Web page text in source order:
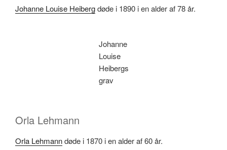
Johanne Louise Heibergdøde i 1890 i en alder af 78 år.
Johanne
Louise
Heibergs
grav
Orla Lehmann
Orla Lehmanndøde i 1870 i en alder af 60 år.